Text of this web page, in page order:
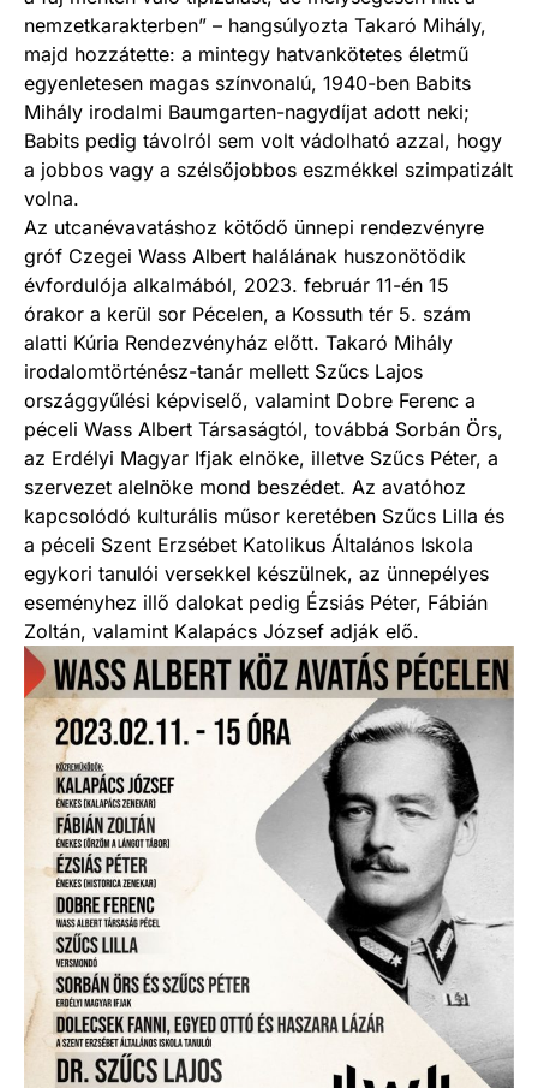
nemzetkarakterben” – hangsúlyozta Takaró Mihály,
majd hozzátette: a mintegy hatvankötetes életmű
egyenletesen magas színvonalú, 1940-ben Babits
Mihály irodalmi Baumgarten-nagydíjat adott neki;
Babits pedig távolról sem volt vádolható azzal, hogy
a jobbos vagy a szélsőjobbos eszmékkel szimpatizált
volna.
Az utcanévavatáshoz kötődő ünnepi rendezvényre
gróf Czegei Wass Albert halálának huszonötödik
évfordulója alkalmából, 2023. február 11-én 15
órakor a kerül sor Pécelen, a Kossuth tér 5. szám
alatti Kúria Rendezvényház előtt. Takaró Mihály
irodalomtörténész-tanár mellett Szűcs Lajos
országgyűlési képviselő, valamint Dobre Ferenc a
péceli Wass Albert Társaságtól, továbbá Sorbán Örs,
az Erdélyi Magyar Ifjak elnöke, illetve Szűcs Péter, a
szervezet alelnöke mond beszédet. Az avatóhoz
kapcsolódó kulturális műsor keretében Szűcs Lilla és
a péceli Szent Erzsébet Katolikus Általános Iskola
egykori tanulói versekkel készülnek, az ünnepélyes
eseményhez illő dalokat pedig Ézsiás Péter, Fábián
Zoltán, valamint Kalapács József adják elő.